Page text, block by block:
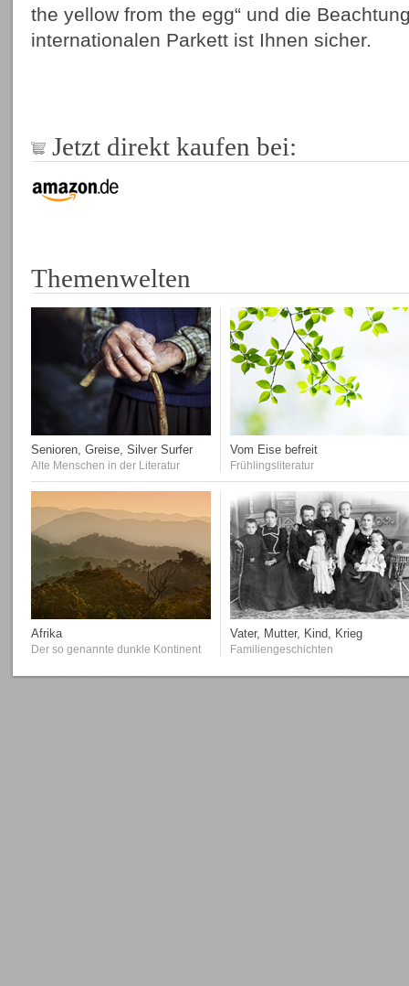
the yellow from the egg“ und die
internationalen Parkett ist Ihnen sicher.
Jetzt direkt kaufen bei:
Themenwelten
Senioren, Greise, Silver Surfer
Alte Menschen in der Literatur
Vom Eise befreit
Frühlingsliteratur
Afrika
Der so genannte dunkle Kontinent
Vater, Mutter, Kind, Krieg
Familiengeschichten